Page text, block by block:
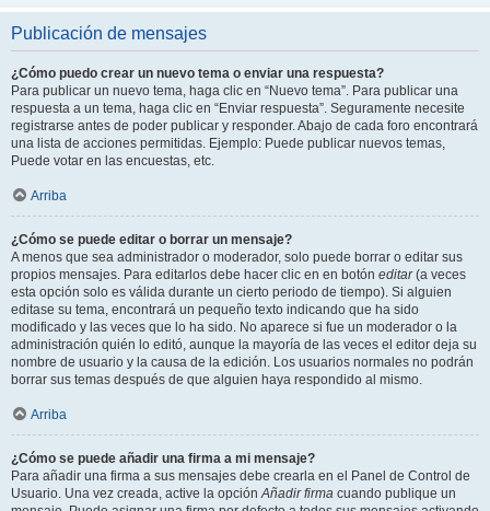
Publicación de mensajes
¿Cómo puedo crear un nuevo tema o enviar una respuesta?
Para publicar un nuevo tema, haga clic en “Nuevo tema”. Para publicar una
respuesta a un tema, haga clic en “Enviar respuesta”. Seguramente necesite
registrarse antes de poder publicar y responder. Abajo de cada foro encontrará
una lista de acciones permitidas. Ejemplo: Puede publicar nuevos temas,
Puede votar en las encuestas, etc.
Arriba
¿Cómo se puede editar o borrar un mensaje?
A menos que sea administrador o moderador, solo puede borrar o editar sus
propios mensajes. Para editarlos debe hacer clic en en botón editar(a veces
esta opción solo es válida durante un cierto periodo de tiempo). Si alguien
editase su tema, encontrará un pequeño texto indicando que ha sido
modificado y las veces que lo ha sido. No aparece si fue un moderador o la
administración quién lo editó, aunque la mayoría de las veces el editor deja su
nombre de usuario y la causa de la edición. Los usuarios normales no podrán
borrar sus temas después de que alguien haya respondido al mismo.
Arriba
¿Cómo se puede añadir una firma a mi mensaje?
Para añadir una firma a sus mensajes debe crearla en el Panel de Control de
Usuario. Una vez creada, active la opciónAñadir firma cuando publique un